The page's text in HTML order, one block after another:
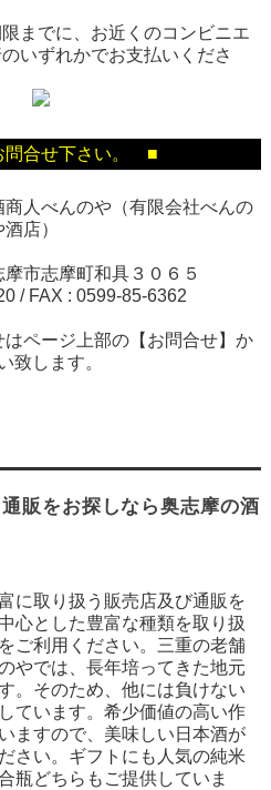
までに、お近くのコンビニエ
いずれかでお支払いくださ
合せ下さい。 ■
人べんのや（有限会社べんの
酒店）
市志摩町和具３０６５
/ FAX : 0599-85-6362
ページ上部の【お問合せ】か
致します。
販をお探しなら奥志摩の酒
に取り扱う販売店及び通販を
心とした豊富な種類を取り扱
ご利用ください。三重の老舗
やでは、長年培ってきた地元
。そのため、他には負けない
ています。希少価値の高い作
ますので、美味しい日本酒が
さい。ギフトにも人気の純米
瓶どちらもご提供していま